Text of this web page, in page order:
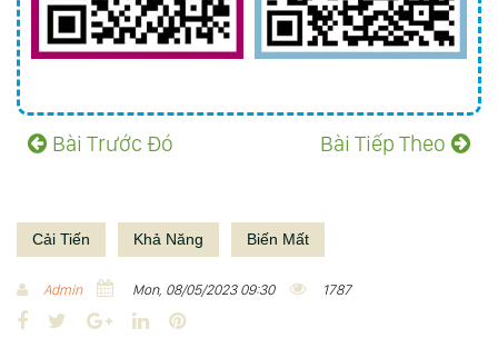
Bài Trước Đó Bài Tiếp Theo
Cải Tiến Khả Năng Biến Mất
Admin Mon, 08/05/2023 09:30 1787
P